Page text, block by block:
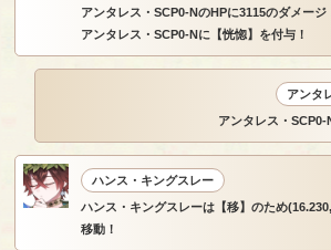
アンタレス・SCP0-NのHPに3115のダメージ
アンタレス・SCP0-Nに【恍惚】を付与！
アンタ
アンタレス・SCP0-
ハンス・キングスレー
ハンス・キングスレーは【移】のため
移動！